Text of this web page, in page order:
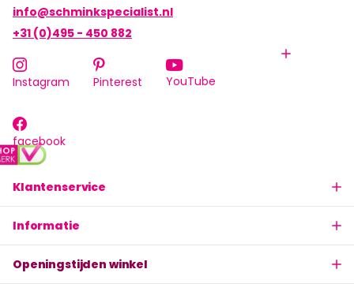
Klantenservice
Informatie
Openingstijden winkel
info@schminkspecialist.nl
+31 (0)495 - 450 882
Instagram Pinterest YouTube
facebook